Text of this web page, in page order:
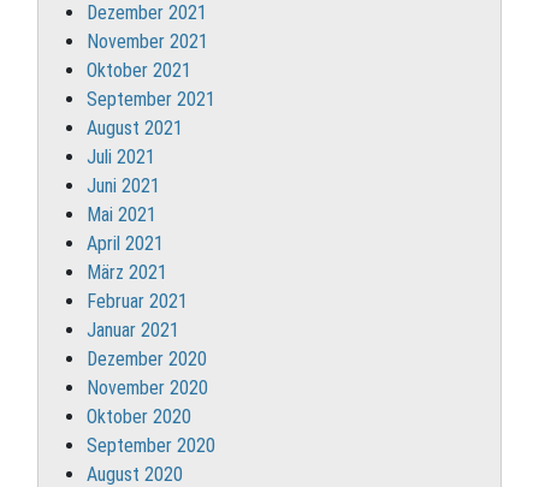
Dezember 2021
November 2021
Oktober 2021
September 2021
August 2021
Juli 2021
Juni 2021
Mai 2021
April 2021
März 2021
Februar 2021
Januar 2021
Dezember 2020
November 2020
Oktober 2020
September 2020
August 2020